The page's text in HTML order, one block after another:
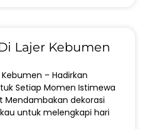
Lajer Kebumen
– Hadirkan
Setiap Momen Istimewa
Mendambakan dekorasi
untuk melengkapi hari